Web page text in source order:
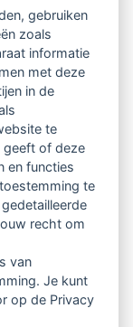
gebruiken
zoals
informatie
met deze
in de
te
geeft of deze
en functies
te
recht om
van
Je kunt
op de Privacy